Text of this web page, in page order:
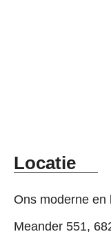
Locatie
Ons moderne en
Meander 551,